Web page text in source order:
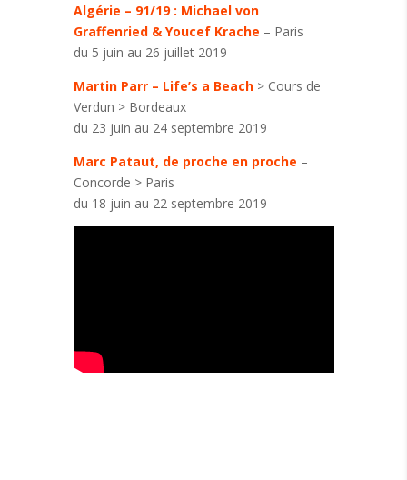
Algérie – 91/19 : Michael von
Graffenried & Youcef Krache – Paris
du 5 juin au 26 juillet 2019
Martin Parr – Life’s a Beach > Cours de
Verdun > Bordeaux
du 23 juin au 24 septembre 2019
Marc Pataut, de proche en proche –
Concorde > Paris
du 18 juin au 22 septembre 2019